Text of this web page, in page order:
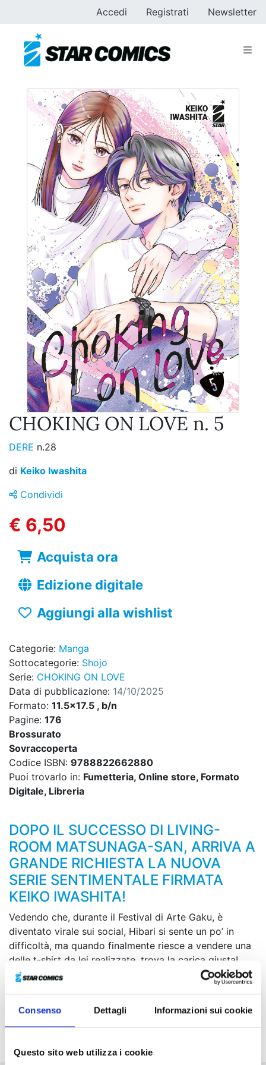
Consenso Dettagli Informazioni sui cookie
Questo sito web utilizza i cookie
Accedi Registrati Newsletter
CHOKING ON LOVE n. 5
DERE n.28
di Keiko Iwashita
Condividi
€ 6,50
Acquista ora
Edizione digitale
Aggiungi alla wishlist
Categorie: Manga
Sottocategorie: Shojo
Serie: CHOKING ON LOVE
Data di pubblicazione: 14/10/2025
Formato: 11.5x17.5 , b/n
Pagine: 176
Brossurato
Sovraccoperta
Codice ISBN: 9788822662880
Puoi trovarlo in: Fumetteria, Online store, Formato
Digitale, Libreria
DOPO IL SUCCESSO DI LIVING-
ROOM MATSUNAGA-SAN, ARRIVA A
GRANDE RICHIESTA LA NUOVA
SERIE SENTIMENTALE FIRMATA
KEIKO IWASHITA!
Vedendo che, durante il Festival di Arte Gaku, è
diventato virale sui social, Hibari si sente un po’ in
difficoltà, ma quando finalmente riesce a vendere una
delle t-shirt da lei realizzate, trova la carica giusta!
Arriva poi l’ultimo giorno del festival... Al live della
il clamore del pubblico. In quel momento, però, si
presenta Rihito e...?!